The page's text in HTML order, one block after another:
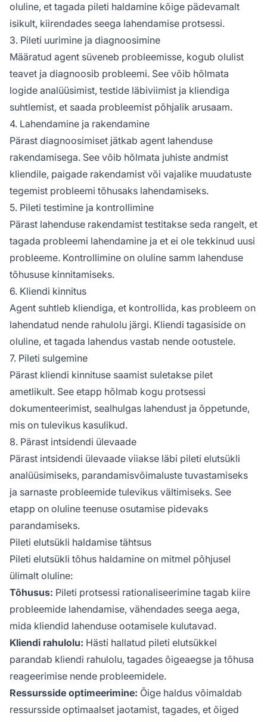
oluline, et tagada pileti haldamine kõige pädevamalt
isikult, kiirendades seega lahendamise protsessi.
3. Pileti uurimine ja diagnoosimine
Määratud agent süveneb probleemisse, kogub olulist
teavet ja diagnoosib probleemi. See võib hõlmata
logide analüüsimist, testide läbiviimist ja kliendiga
suhtlemist, et saada probleemist põhjalik arusaam.
4. Lahendamine ja rakendamine
Pärast diagnoosimiset jätkab agent lahenduse
rakendamisega. See võib hõlmata juhiste andmist
kliendile, paigade rakendamist või vajalike muudatuste
tegemist probleemi tõhusaks lahendamiseks.
5. Pileti testimine ja kontrollimine
Pärast lahenduse rakendamist testitakse seda rangelt, et
tagada probleemi lahendamine ja et ei ole tekkinud uusi
probleeme. Kontrollimine on oluline samm lahenduse
tõhususe kinnitamiseks.
6. Kliendi kinnitus
Agent suhtleb kliendiga, et kontrollida, kas probleem on
lahendatud nende rahulolu järgi. Kliendi tagasiside on
oluline, et tagada lahendus vastab nende ootustele.
7. Pileti sulgemine
Pärast kliendi kinnituse saamist suletakse pilet
ametlikult. See etapp hõlmab kogu protsessi
dokumenteerimist, sealhulgas lahendust ja õppetunde,
mis on tulevikus kasulikud.
8. Pärast intsidendi ülevaade
Pärast intsidendi ülevaade viiakse läbi pileti elutsükli
analüüsimiseks, parandamisvõimaluste tuvastamiseks
ja sarnaste probleemide tulevikus vältimiseks. See
etapp on oluline teenuse osutamise pidevaks
parandamiseks.
Pileti elutsükli haldamise tähtsus
Pileti elutsükli tõhus haldamine on mitmel põhjusel
ülimalt oluline:
Tõhusus: Pileti protsessi rationaliseerimine tagab kiire
probleemide lahendamise, vähendades seega aega,
mida kliendid lahenduse ootamisele kulutavad.
Kliendi rahulolu: Hästi hallatud pileti elutsükkel
parandab kliendi rahulolu, tagades õigeaegse ja tõhusa
reageerimise nende probleemidele.
Ressursside optimeerimine: Õige haldus võimaldab
ressursside optimaalset jaotamist, tagades, et õiged